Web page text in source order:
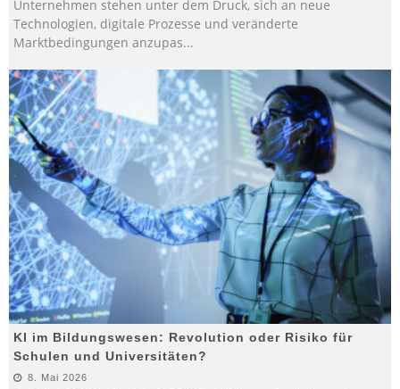
Unternehmen stehen unter dem Druck, sich an neue
Technologien, digitale Prozesse und veränderte
Marktbedingungen anzupas...
KI im Bildungswesen: Revolution oder Risiko für
Schulen und Universitäten?
8. Mai 2026